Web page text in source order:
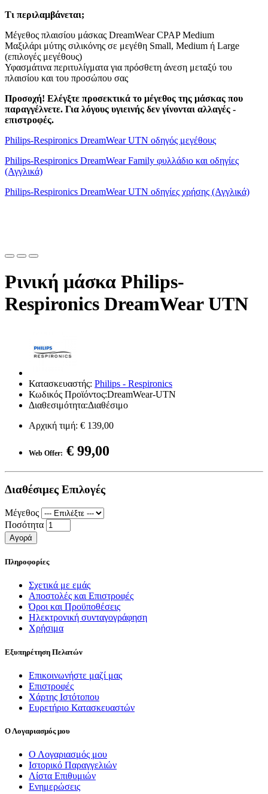
Τι περιλαμβάνεται;
Μέγεθος πλαισίου μάσκας DreamWear CPAP Medium
Μαξιλάρι μύτης σιλικόνης σε μεγέθη Small, Medium ή Large
(επιλογές μεγέθους)
Υφασμάτινα περιτυλίγματα για πρόσθετη άνεση μεταξύ του
πλαισίου και του προσώπου σας
Προσοχή! Ελέγξτε προσεκτικά το μέγεθος της μάσκας που
παραγγέλνετε. Για λόγους υγιεινής δεν γίνονται αλλαγές -
επιστροφές.
Philips-Respironics DreamWear UTN οδηγός μεγέθους
Philips-Respironics DreamWear Family φυλλάδιο και οδηγίες
(Αγγλικά)
Philips-Respironics DreamWear UTN οδηγίες χρήσης (Αγγλικά)
Ρινική μάσκα Philips-
Respironics DreamWear UTN
Κατασκευαστής: Philips - Respironics
Κωδικός Προϊόντος:DreamWear-UTN
Διαθεσιμότητα:Διαθέσιμο
Αρχική τιμή: € 139,00
Web Offer: € 99,00
Διαθέσιμες Επιλογές
Μέγεθος
Ποσότητα
Αγορά
Πληροφορίες
Σχετικά με εμάς
Αποστολές και Επιστροφές
Όροι και Προϋποθέσεις
Ηλεκτρονική συνταγογράφηση
Χρήσιμα
Εξυπηρέτηση Πελατών
Επικοινωνήστε μαζί μας
Επιστροφές
Χάρτης Ιστότοπου
Ευρετήριο Κατασκευαστών
Ο Λογαριασμός μου
Ο Λογαριασμός μου
Ιστορικό Παραγγελιών
Λίστα Επιθυμιών
Ενημερώσεις